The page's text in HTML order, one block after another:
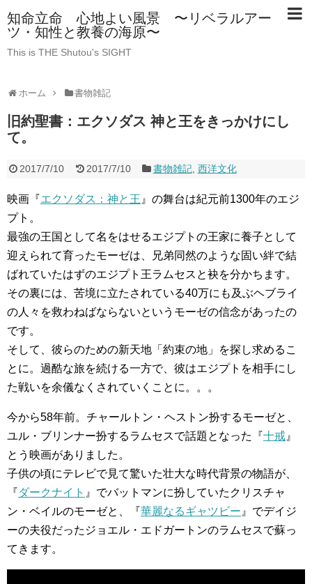
知命立命 心地よい風景 〜リベラルアー
ツ・知性と教養の海原〜
This is THE Shutou's SIGHT
ホーム 書物雑記
旧約聖書：エクソダス 神と王をきっかけにし
て。
2017/7/10 2017/7/10 書物雑記, 西洋文化
映画『エクソダス：神と王 』の舞台は紀元前1300年のエジ
プト。
最強の王国として名をはせるエジプトの王家に養子として
迎えられて育ったモーゼは、兄弟同然のような固い絆で結
ばれていたはずのエジプト王ラムセスと袂を分かちます。
その裏には、苦境に立たされている40万にも及ぶヘブライ
の人々を救わねばならないというモーゼの信念があったの
です。
そして、彼らのための新天地「約束の地」を探し求めるこ
とに。過酷な旅を続ける一方で、彼はエジプトを相手にし
た戦いを余儀なくされていくことに。。。
今から58年前。チャールトン・ヘストン扮するモーゼと、
ユル・ブリンナー扮するラムセスで話題となった『十戒 』
とう映画がありました。
子供の頃にテレビで見て驚いた壮大な時代背景の物語が、
『ダークナイト 』でバットマンに扮していたクリスチャ
ン・ベイルのモーゼと、『華麗なるギャツビー 』でデイジ
ーの夫役だったジョエル・エドガートンのラムセスで蘇っ
てきます。